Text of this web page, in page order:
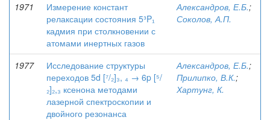
1971
Измерение констант
релаксации состояния 5³P₁
кадмия при столкновении с
атомами инертных газов
Александров, Е.Б.;
Соколов, А.П.
1977
Исследование структуры
переходов 5d [⁷/₂]₃, ₄ → 6p [⁵/
₂]₂,₃ ксенона методами
лазерной спектроскопии и
двойного резонанса
Александров, Е.Б.;
Прилипко, В.К.;
Хартунг, К.